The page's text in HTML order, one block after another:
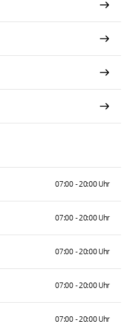
07:00 - 20:00 Uhr
07:00 - 20:00 Uhr
07:00 - 20:00 Uhr
07:00 - 20:00 Uhr
07:00 - 20:00 Uhr